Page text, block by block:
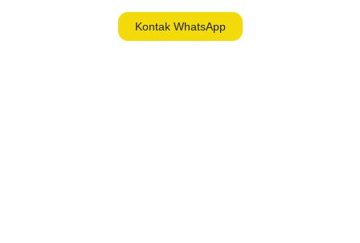
Kontak WhatsApp